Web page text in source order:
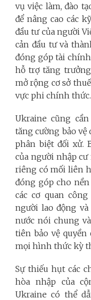
vụ việc làm, đào
để nâng cao các
đầu tư của người
cản đầu tư và
đóng góp tài
hỗ trợ tăng
mở rộng cơ sở
vực phi chính thức.
Ukraine cũng
tăng cường bảo vệ
phân biệt đối xử.
của người nhập
riêng có mối liên
đóng góp cho
các cơ quan
người lao động
nước nói chung
tiên bảo vệ quyền
mọi hình thức kỳ
Sự thiếu hụt các
hòa nhập của
Ukraine có thể